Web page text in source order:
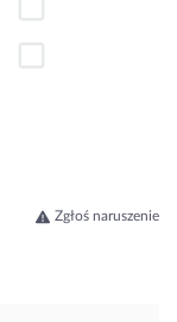
Zgłoś naruszenie